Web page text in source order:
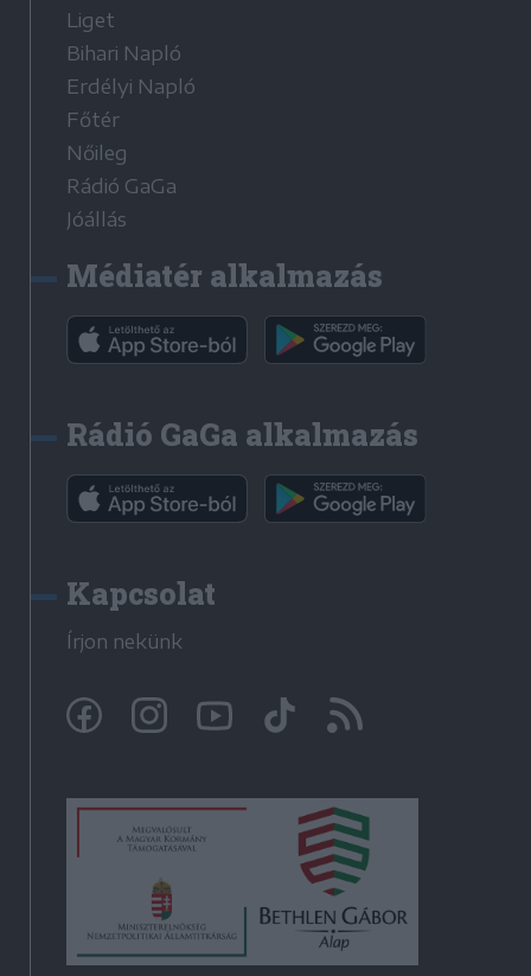
Liget
Bihari Napló
Erdélyi Napló
Főtér
Nőileg
Rádió GaGa
Jóállás
Médiatér alkalmazás
Rádió GaGa alkalmazás
Kapcsolat
Írjon nekünk